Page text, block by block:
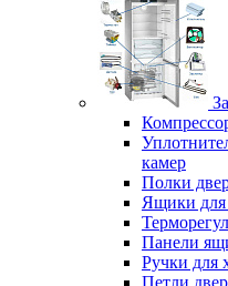
камер
Полки
Ящики для
Панели
Ручки для
Петли